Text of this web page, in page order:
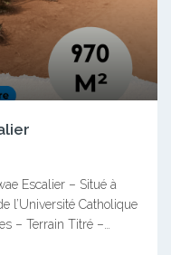
Escalier – Situé à
l’Université Catholique
– Terrain Titré –…